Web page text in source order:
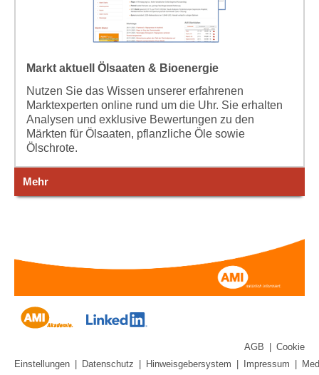
Markt aktuell Ölsaaten & Bioenergie
Nutzen Sie das Wissen unserer erfahrenen
Marktexperten online rund um die Uhr. Sie erhalten
Analysen und exklusive Bewertungen zu den
Märkten für Ölsaaten, pflanzliche Öle sowie
Ölschrote.
Mehr
AGB
Cookie
Einstellungen
Datenschutz Hinweisgebersystem Impressum